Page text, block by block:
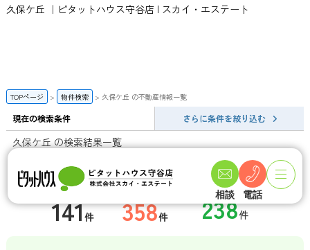
久保ケ丘 ｜ピタットハウス守谷店 | スカイ・エステート
相談 電話
TOPページ 物件検索 久保ケ丘 の不動産情報一覧
現在の検索条件 さらに条件を絞り込む
久保ケ丘 の検索結果一覧
一般公開数
141件
会員限定物件数
358件
店頭公開物件数